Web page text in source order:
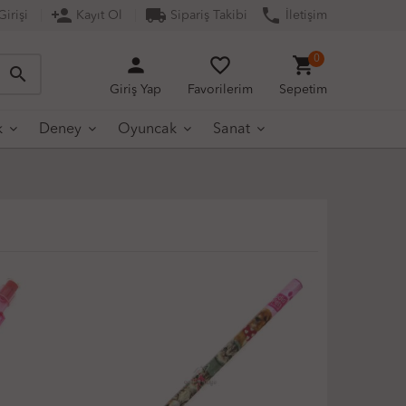
person_add Kayıt Ol local_shipping Sipariş Takibi phone İletişim
search person
Giriş Yap
favorite_border
Favorilerim
shopping_cart
Sepetim
0
Deney Oyuncak Sanat